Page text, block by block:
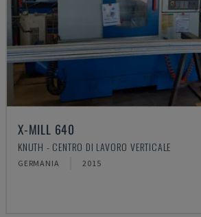
X-MILL 640
KNUTH - CENTRO DI LAVORO VERTICALE
GERMANIA 2015